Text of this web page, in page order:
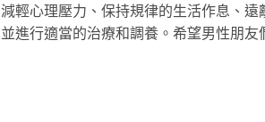
減輕心理壓力、保持規律的生活作息、
並進行適當的治療和調養。希望男性朋